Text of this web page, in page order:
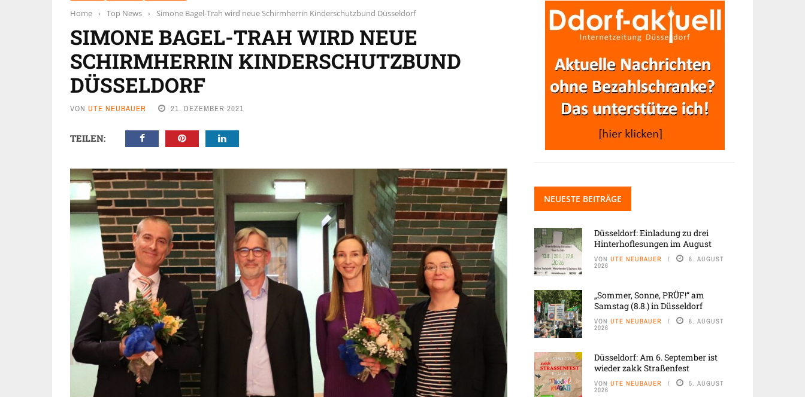
Home › Top News › Simone Bagel-Trah wird neue Schirmherrin Kinderschutzbund Düsseldorf
SIMONE BAGEL-TRAH WIRD NEUE
SCHIRMHERRIN KINDERSCHUTZBUND
DÜSSELDORF
VON UTE NEUBAUER 21. DEZEMBER 2021
TEILEN:
NEUESTE BEITRÄGE
Düsseldorf: Einladung zu drei
Hinterhoflesungen im August
VON UTE NEUBAUER 6. AUGUST
2026
„Sommer, Sonne, PRÜF!“ am
Samstag (8.8.) in Düsseldorf
VON UTE NEUBAUER 6. AUGUST
2026
Düsseldorf: Am 6. September ist
wieder zakk Straßenfest
VON UTE NEUBAUER 5. AUGUST
2026